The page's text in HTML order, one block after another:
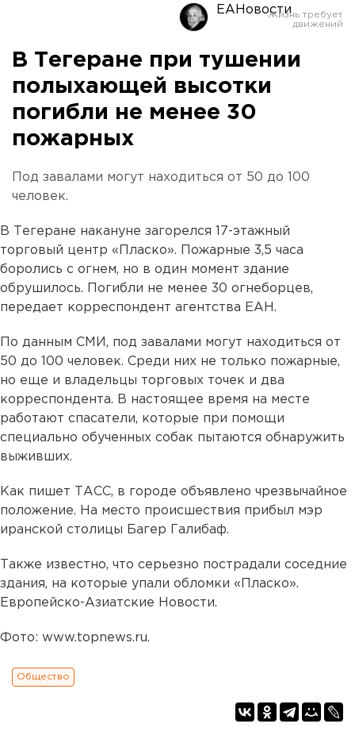
ЕАНовости
В Тегеране при тушении
полыхающей высотки
погибли не менее 30
пожарных
Под завалами могут находиться от 50 до 100
человек.
В Тегеране накануне загорелся 17-этажный
торговый центр «Пласко». Пожарные 3,5 часа
боролись с огнем, но в один момент здание
обрушилось. Погибли не менее 30 огнеборцев,
передает корреспондент агентства ЕАН.
По данным СМИ, под завалами могут находиться от
50 до 100 человек. Среди них не только пожарные,
но еще и владельцы торговых точек и два
корреспондента. В настоящее время на месте
работают спасатели, которые при помощи
специально обученных собак пытаются обнаружить
выживших.
Как пишет ТАСС, в городе объявлено чрезвычайное
положение. На место происшествия прибыл мэр
иранской столицы Багер Галибаф.
Также известно, что серьезно пострадали соседние
здания, на которые упали обломки «Пласко».
Европейско-Азиатские Новости.
Фото: www.topnews.ru.
Общество